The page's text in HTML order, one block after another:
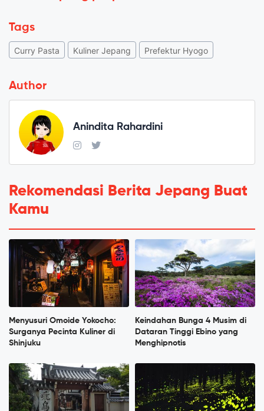
Tags
Curry Pasta Kuliner Jepang Prefektur Hyogo
Author
Anindita Rahardini
Rekomendasi Berita Jepang Buat
Kamu
Menyusuri Omoide Yokocho:
Surganya Pecinta Kuliner di
Shinjuku
Keindahan Bunga 4 Musim di
Dataran Tinggi Ebino yang
Menghipnotis